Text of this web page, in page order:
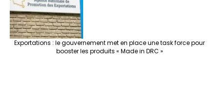
Exportations : le gouvernement met en place une task force pour
booster les produits « Made in DRC »